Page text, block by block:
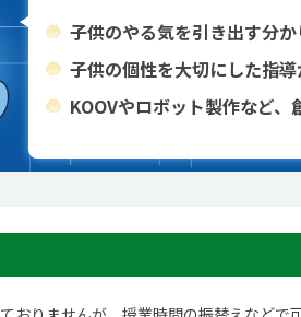
子供のやる気を引き出す分
子供の個性を大切にした指
KOOVやロボット製作など